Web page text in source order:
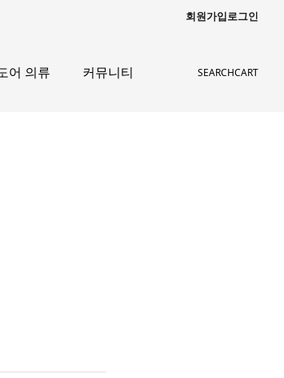
회원가입로그인
어 의류 커뮤니티 SEARCHCART